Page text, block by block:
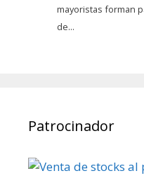
mayoristas forman
de...
Patrocinador